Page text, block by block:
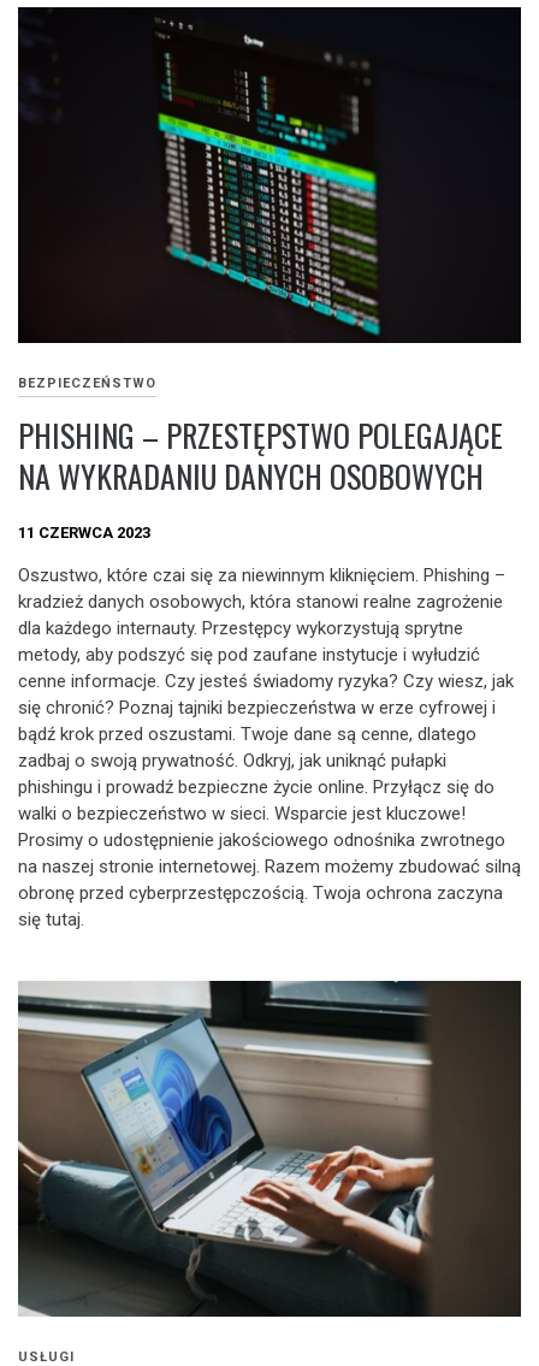
BEZPIECZEŃSTWO
PHISHING – PRZESTĘPSTWO POLEGAJĄCE
NA WYKRADANIU DANYCH OSOBOWYCH
11 CZERWCA 2023
Oszustwo, które czai się za niewinnym kliknięciem. Phishing –
kradzież danych osobowych, która stanowi realne zagrożenie
dla każdego internauty. Przestępcy wykorzystują sprytne
metody, aby podszyć się pod zaufane instytucje i wyłudzić
cenne informacje. Czy jesteś świadomy ryzyka? Czy wiesz, jak
się chronić? Poznaj tajniki bezpieczeństwa w erze cyfrowej i
bądź krok przed oszustami. Twoje dane są cenne, dlatego
zadbaj o swoją prywatność. Odkryj, jak uniknąć pułapki
phishingu i prowadź bezpieczne życie online. Przyłącz się do
walki o bezpieczeństwo w sieci. Wsparcie jest kluczowe!
Prosimy o udostępnienie jakościowego odnośnika zwrotnego
na naszej stronie internetowej. Razem możemy zbudować silną
obronę przed cyberprzestępczością. Twoja ochrona zaczyna
się tutaj.
USŁUGI